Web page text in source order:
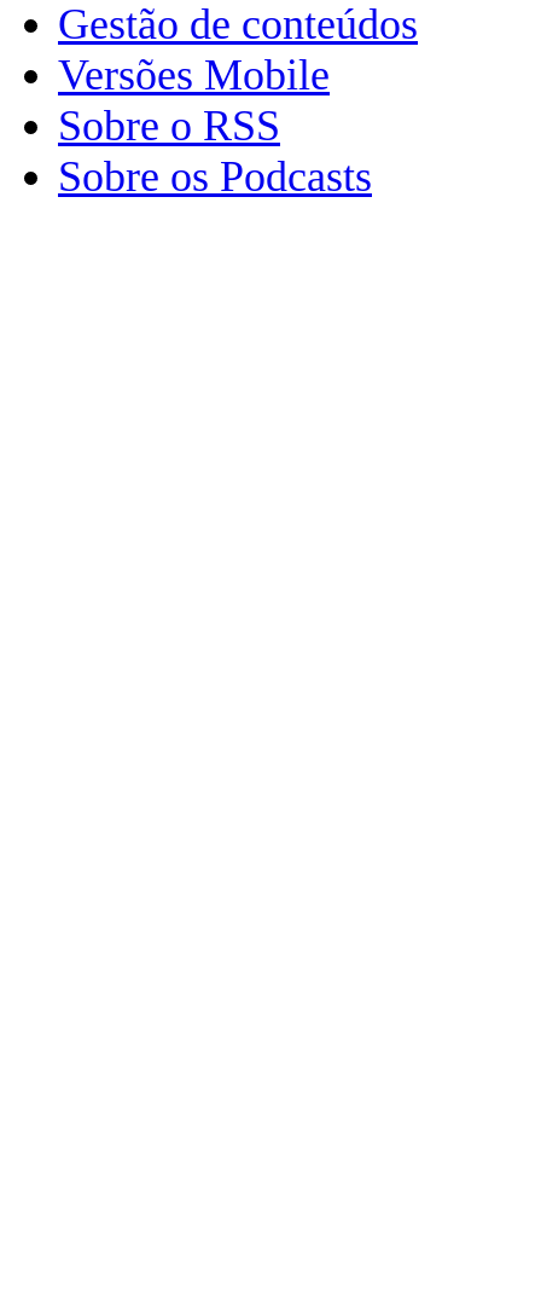
Gestão de conteúdos
Versões Mobile
Sobre o RSS
Sobre os Podcasts